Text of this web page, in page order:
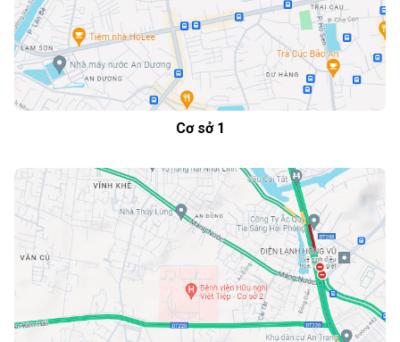
Cơ sở 1